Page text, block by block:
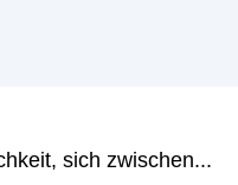
sich zwischen...